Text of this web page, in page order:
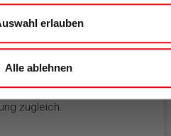
erlauben
Alle ablehnen
für Fitnessstudios
zugleich.